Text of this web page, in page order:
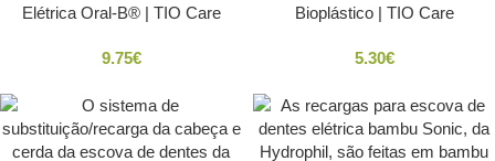
Elétrica Oral-B® | TIO Care
9.75€
Bioplástico | TIO Care
5.30€